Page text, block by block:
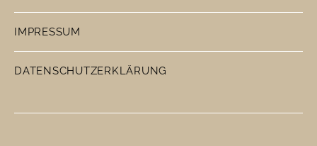
IMPRESSUM
DATENSCHUTZERKLÄRUNG